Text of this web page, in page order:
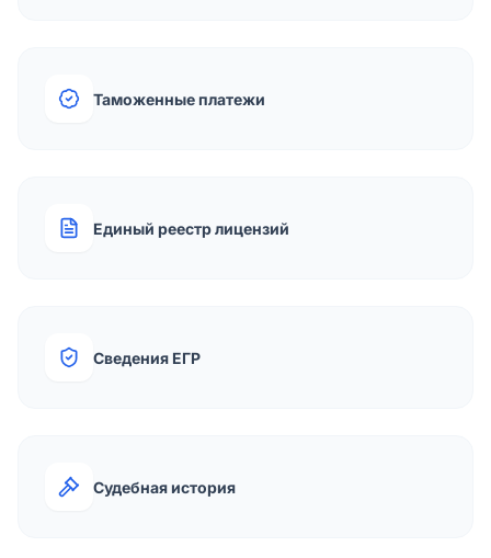
Таможенные платежи
Единый реестр лицензий
Сведения ЕГР
Судебная история